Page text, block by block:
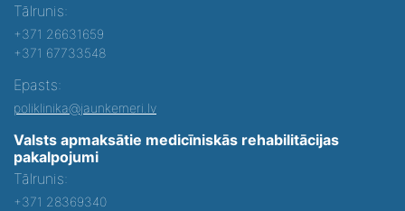
Tālrunis:
+371 26631659
+371 67733548
Epasts:
poliklinika@jaunkemeri.lv
Valsts apmaksātie medicīniskās rehabilitācijas
pakalpojumi
Tālrunis:
+371 28369340